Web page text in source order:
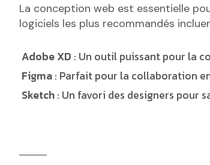
La conception web est essentielle
logiciels les plus recommandés
Adobe XD : Un outil puissant pour la
Figma: Parfait pour la collaboration
Sketch: Un favori des designers pour